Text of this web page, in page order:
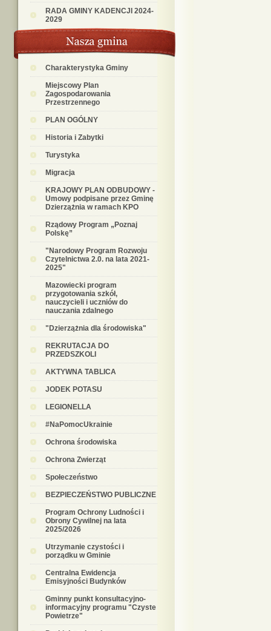
RADA GMINY KADENCJI 2024-
2029
Charakterystyka Gminy
Miejscowy Plan
Zagospodarowania
Przestrzennego
PLAN OGÓLNY
Historia i Zabytki
Turystyka
Migracja
KRAJOWY PLAN ODBUDOWY -
Umowy podpisane przez Gminę
Dzierzążnia w ramach KPO
Rządowy Program „Poznaj
Polskę”
"Narodowy Program Rozwoju
Czytelnictwa 2.0. na lata 2021-
2025"
Mazowiecki program
przygotowania szkół,
nauczycieli i uczniów do
nauczania zdalnego
"Dzierzążnia dla środowiska"
REKRUTACJA DO
PRZEDSZKOLI
AKTYWNA TABLICA
JODEK POTASU
LEGIONELLA
#NaPomocUkrainie
Ochrona środowiska
Ochrona Zwierząt
Społeczeństwo
BEZPIECZEŃSTWO PUBLICZNE
Program Ochrony Ludności i
Obrony Cywilnej na lata
2025/2026
Utrzymanie czystości i
porządku w Gminie
Centralna Ewidencja
Emisyjności Budynków
Gminny punkt konsultacyjno-
informacyjny programu "Czyste
Powietrze"